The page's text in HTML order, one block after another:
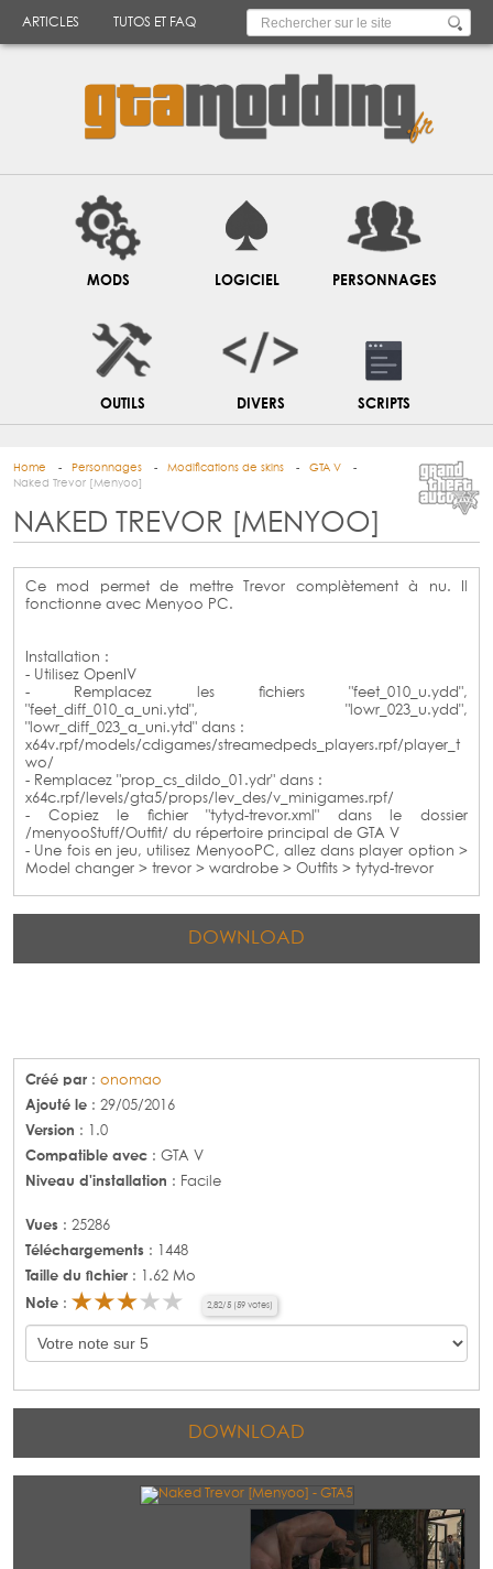
ARTICLES TUTOS ET FAQ
MODS LOGICIEL PERSONNAGES
OUTILS DIVERS SCRIPTS
Home Personnages Modifications de skins
GTA V
Naked Trevor [Menyoo]
NAKED TREVOR [MENYOO]
Ce mod permet de mettre Trevor complètement à nu. Il
fonctionne avec Menyoo PC.
Installation :
- Utilisez OpenIV
- Remplacez les fichiers "feet_010_u.ydd",
"feet_diff_010_a_uni.ytd", "lowr_023_u.ydd",
"lowr_diff_023_a_uni.ytd" dans :
x64v.rpf/models/cdigames/streamedpeds_players.rpf/player_t
wo/
- Remplacez "prop_cs_dildo_01.ydr" dans :
x64c.rpf/levels/gta5/props/lev_des/v_minigames.rpf/
- Copiez le fichier "tytyd-trevor.xml" dans le dossier
/menyooStuff/Outfit/ du répertoire principal de GTA V
- Une fois en jeu, utilisez MenyooPC, allez dans player option >
Model changer > trevor > wardrobe > Outfits > tytyd-trevor
DOWNLOAD
Créé par : onomao
Ajouté le : 29/05/2016
Version : 1.0
Compatible avec : GTA V
Niveau d'installation : Facile
Vues : 25286
Téléchargements : 1448
Taille du fichier : 1.62 Mo
Note : 2,82/5 59 votes)
DOWNLOAD